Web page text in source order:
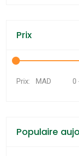
Prix
Prix: MAD
Populaire